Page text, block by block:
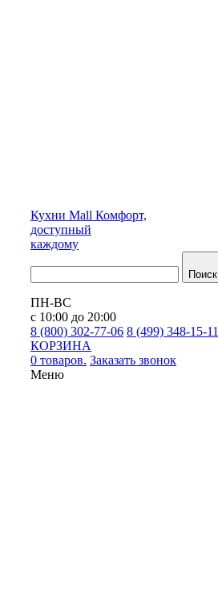
Кухни Mall Комфорт,
доступный
каждому
Поиск
ПН-ВС
с 10:00 до 20:00
8 (800) 302-77-06 8 (499) 348-15-11
КОРЗИНА
0 товаров. Заказать звонок
Меню